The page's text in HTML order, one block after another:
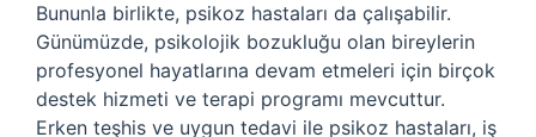
Bununla birlikte, psikoz hastaları da çalışabilir.
Günümüzde, psikolojik bozukluğu olan bireylerin
profesyonel hayatlarına devam etmeleri için birçok
destek hizmeti ve terapi programı mevcuttur.
Erken teşhis ve uygun tedavi ile psikoz hastaları, iş